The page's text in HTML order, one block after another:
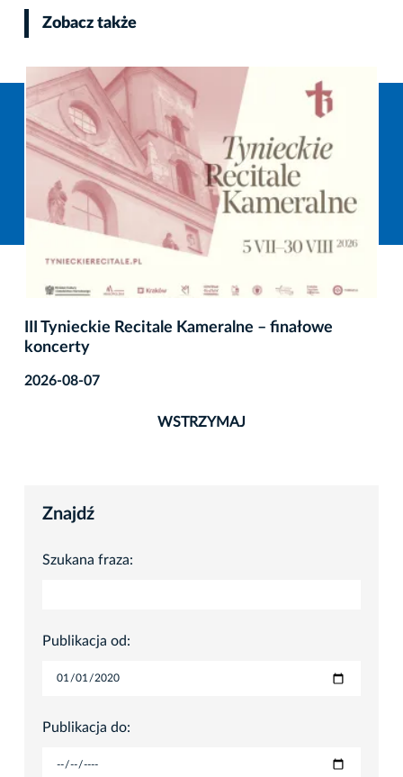
Zobacz także
III Tynieckie Recitale Kameralne – finałowe
koncerty
2026-08-07
WSTRZYMAJ
Znajdź
Szukana fraza:
Publikacja od:
Publikacja do: